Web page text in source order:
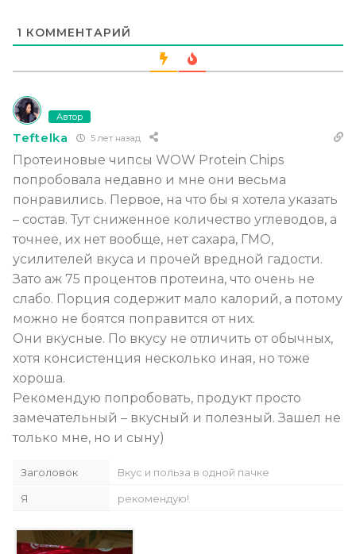
1 КОММЕНТАРИЙ
Автор
Teftelka 5 лет назад
Протеиновые чипсы WOW Protein Chips
попробовала недавно и мне они весьма
понравились. Первое, на что бы я хотела указать
– состав. Тут сниженное количество углеводов, а
точнее, их нет вообще, нет сахара, ГМО,
усилителей вкуса и прочей вредной гадости.
Зато аж 75 процентов протеина, что очень не
слабо. Порция содержит мало калорий, а потому
можно не боятся поправится от них.
Они вкусные. По вкусу не отличить от обычных,
хотя консистенция несколько иная, но тоже
хороша.
Рекомендую попробовать, продукт просто
замечательный – вкусный и полезный. Зашел не
только мне, но и сыну)
Заголовок Вкус и польза в одной пачке
Я рекомендую!